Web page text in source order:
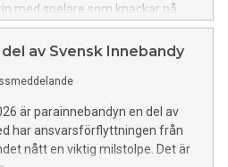
med spelare som knackar på
av Svensk Innebandy
är parainnebandyn en del av
har ansvarsförflyttningen från
nått en viktig milstolpe. Det är